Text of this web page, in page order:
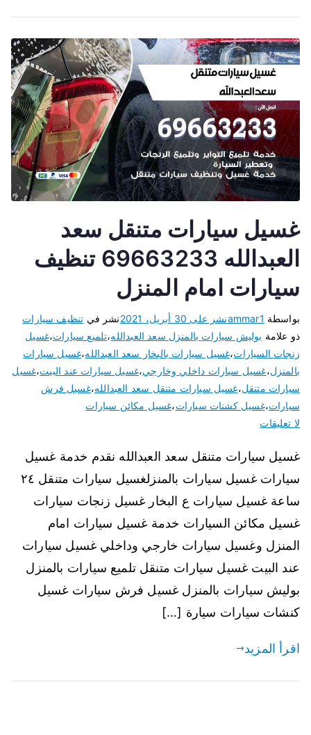
غسيل سيارات متنقل سعد
العبدالله 69663233 تنظيف
سيارات امام المنزل
بواسطة ammar1نشر على 30 أبريل، 2021 نشر في تنظيف سيارات
ذو علامة بوليش سيارات بالمنزل سعد العبدالله،تلميع سيارات،غسيل
زنجات السيارات،غسيل سيارات بالبخار سعد العبدالله،غسيل سيارات
بالمنزل،غسيل سيارات داخلي وخارجي،غسيل سيارات عند البيت،غسيل
سيارات متنقل،غسيل سيارات متنقل سعد العبدالله،غسيل فرش
سيارات،غسيل كشنات سيارات،غسيل مكائن سيارات
لا تعليقات
غسيل سيارات متنقل سعد العبدالله نقدم خدمة غسيل
سيارات غسيل سيارات بالمنزلغسيل سيارات متنقل ٢٤
ساعة غسيل سيارات ع البخار غسيل زنجات سيارات
غسيل مكائن السيارات خدمة غسيل سيارات امام
المنزل وغسيل سيارات خارجي وداخلي غسيل سيارات
عند البيت غسيل سيارات متنقل تلميع سيارات بالمنزل
بوليش سيارات بالمنزل غسيل فرش سيارات غسيل
كنشات سيارات سيارة […]
اقرأ المزيد